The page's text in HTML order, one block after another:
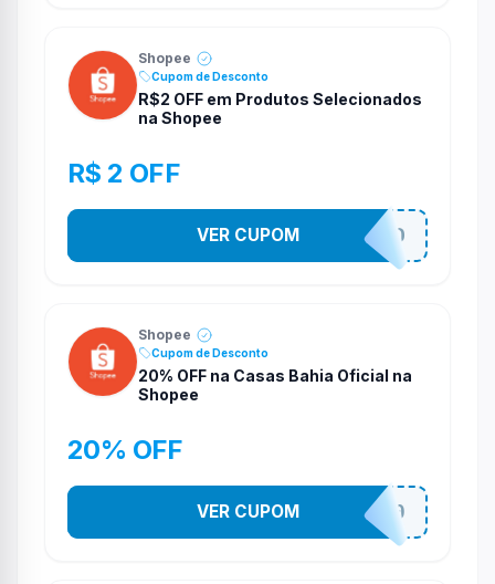
Shopee
Cupom de Desconto
R$2 OFF em Produtos Selecionados
na Shopee
R$ 2 OFF
VNOXVHJFD
VER CUPOM
Shopee
Cupom de Desconto
20% OFF na Casas Bahia Oficial na
Shopee
20% OFF
CASATEL20
VER CUPOM